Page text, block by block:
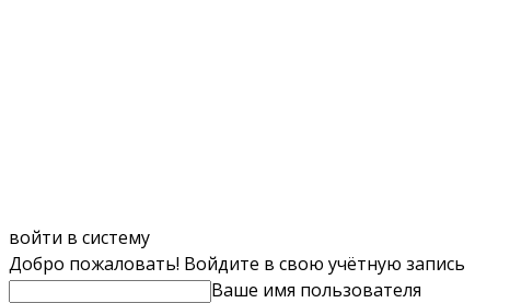
войти в систему
Добро пожаловать! Войдите в свою учётную запись
Ваше имя пользователя